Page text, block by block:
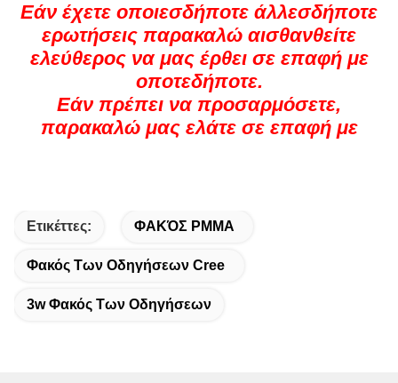
Εάν έχετε οποιεσδήποτε άλλεσδήποτε
ερωτήσεις παρακαλώ αισθανθείτε
ελεύθερος να μας έρθει σε επαφή με
οποτεδήποτε.
Εάν πρέπει να προσαρμόσετε,
παρακαλώ μας ελάτε σε επαφή με
Ετικέττες: ΦΑΚΌΣ PMMA
Φακός Των Οδηγήσεων Cree
3w Φακός Των Οδηγήσεων